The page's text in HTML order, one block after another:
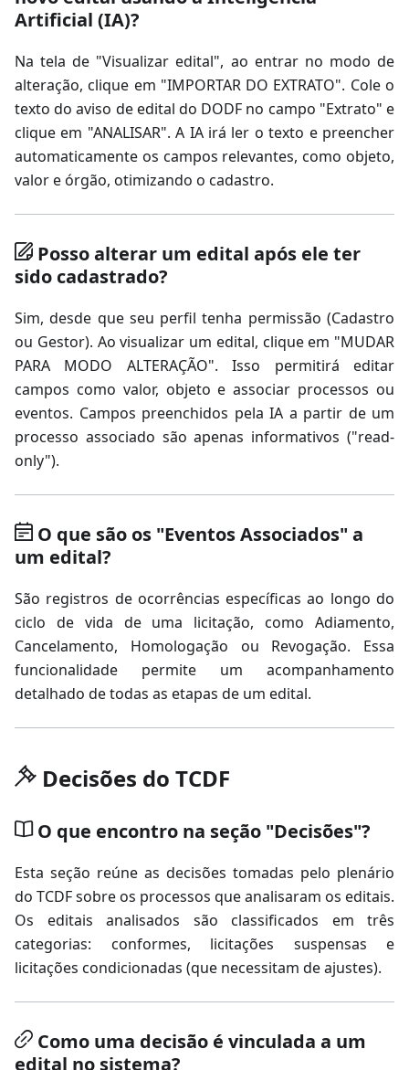
Artificial (IA)?
Na tela de "Visualizar edital", ao entrar no modo de
alteração, clique em "IMPORTAR DO EXTRATO". Cole o
texto do aviso de edital do DODF no campo "Extrato" e
clique em "ANALISAR". A IA irá ler o texto e preencher
automaticamente os campos relevantes, como objeto,
valor e órgão, otimizando o cadastro.
Posso alterar um edital após ele ter
sido cadastrado?
Sim, desde que seu perfil tenha permissão (Cadastro
ou Gestor). Ao visualizar um edital, clique em "MUDAR
PARA MODO ALTERAÇÃO". Isso permitirá editar
campos como valor, objeto e associar processos ou
eventos. Campos preenchidos pela IA a partir de um
processo associado são apenas informativos ("read-
only").
O que são os "Eventos Associados" a
um edital?
São registros de ocorrências específicas ao longo do
ciclo de vida de uma licitação, como Adiamento,
Cancelamento, Homologação ou Revogação. Essa
funcionalidade permite um acompanhamento
detalhado de todas as etapas de um edital.
Decisões do TCDF
O que encontro na seção "Decisões"?
Esta seção reúne as decisões tomadas pelo plenário
do TCDF sobre os processos que analisaram os editais.
Os editais analisados são classificados em três
categorias: conformes, licitações suspensas e
licitações condicionadas (que necessitam de ajustes).
Como uma decisão é vinculada a um
edital no sistema?